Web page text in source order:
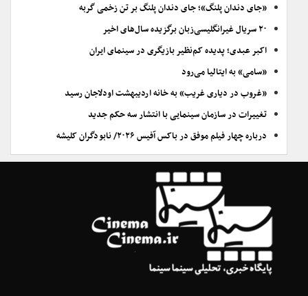
«جای دندان پلنگ»؛ جای دندان پلنگ بر تن زخمی گربه
۲۰ سریال غیرانگلیسی‌زبان برگزیده سال‌های اخیر
اکبر عبدی؛ پدیده کم‌نظیر بازیگری در سینمای ایران
«سامی» به ایتالیا می‌رود
«غروب در دیاری غریب» به خانه اردیبهشت اودلاجان رسید
تغییرات در سازمان سینمایی با انتشار سه حکم جدید
درباره چهار فیلم موفق در باکس آفیس ۲۰۲۶/ نابودگران کلیشه